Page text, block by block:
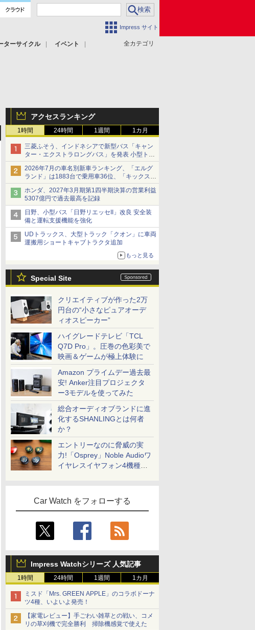
Impress サイト
全カテゴリ
ターサイクル
イベント
アクセスランキング
1時間 24時間 1週間 1カ月
三菱ふそう、インドネシアで新型バス「キャン
ター・エクストラロングバス」を発表 小型トラ
ックベースの観光・旅客輸送向けバス
2026年7月の車名別新車ランキング、「エルグ
ランド」は1883台で乗用車36位、「キックス」
は2591台で27位に
ホンダ、2027年3月期第1四半期決算の営業利益
5307億円で過去最高を記録
日野、小型バス「日野リエッセII」改良 安全装
備と運転支援機能を強化
UDトラックス、大型トラック「クオン」に車両
運搬用ショートキャブトラクタ追加
もっと見る
Special Site
クリエイティブが作った2万
円台の“小さなピュアオーデ
ィオスピーカー”
ハイグレードテレビ「TCL
Q7D Pro」。圧巻の色彩美で
映画＆ゲームが極上体験に
Amazon プライムデー過去最
安! Anker注目プロジェクタ
ー3モデルを使ってみた
総合オーディオブランドに進
化するSHANLINGとは何者
か？
エントリーなのに脅威の実
力!「Osprey」Noble Audioワ
イヤレスイヤフォン4機種を
Car Watch をフォローする
Impress Watchシリーズ 人気記事
1時間 24時間 1週間 1カ月
ミスド「Mrs. GREEN APPLE」のコラボドーナ
ツ4種、いよいよ発売！
【家電レビュー】手ごわい雑草との戦い、コメ
リの草刈機で完全勝利 掃除機感覚で使えた